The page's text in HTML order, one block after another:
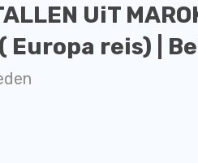
UiT
( Europa reis) |